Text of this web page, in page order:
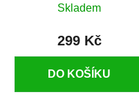
Skladem
299 Kč
DO KOŠÍKU